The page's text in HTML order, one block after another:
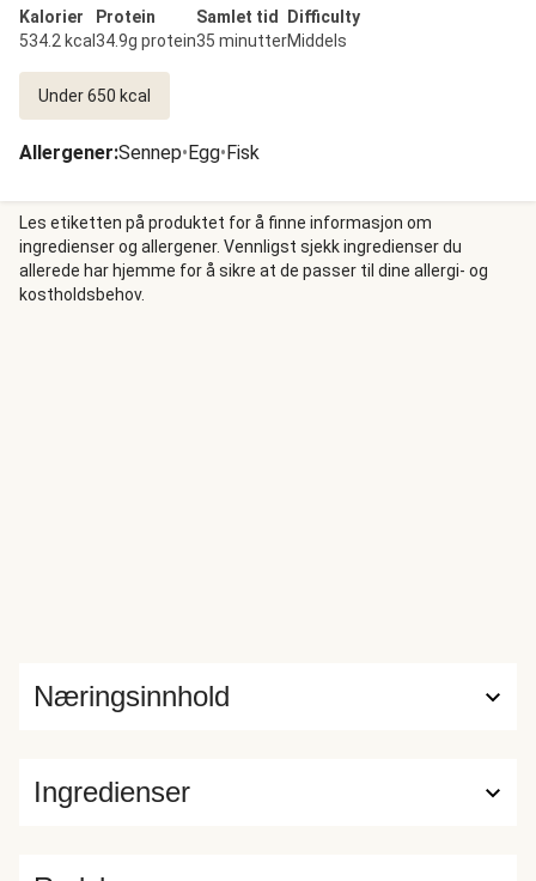
Kalorier
534.2 kcal
Protein
34.9g protein
Samlet tid
35 minutter
Difficulty
Middels
Under 650 kcal
Allergener:Sennep•Egg•Fisk
Les etiketten på produktet for å finne informasjon om
ingredienser og allergener. Vennligst sjekk ingredienser du
allerede har hjemme for å sikre at de passer til dine allergi- og
kostholdsbehov.
Ingredienser
Næringsinnhold